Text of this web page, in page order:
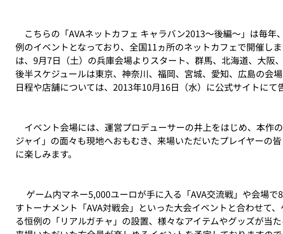
こちらの「AVAネットカフェ キャラバン2013～後編～」は毎年
例のイベントとなっており、全国11ヵ所のネットカフェで開催し
は、9月7日（土）の兵庫会場よりスタート、群馬、北海道、大阪
後半スケジュールは東京、神奈川、福岡、宮城、愛知、広島の会
日程や店舗については、2013年10月16日（水）に公式サイトにて
イベント会場には、運営プロデューサーの井上をはじめ、本作
ジャイ」の面々も現地へおもむき、来場いただいたプレイヤーの
に楽しみます。
ゲーム内マネー5,000ユーロが手に入る「AVA交流戦」や会場で
すトーナメント「AVA対戦会」といった大会イベントと合わせて
る恒例の「リアルガチャ」の設置、様々なアイテムやグッズが当